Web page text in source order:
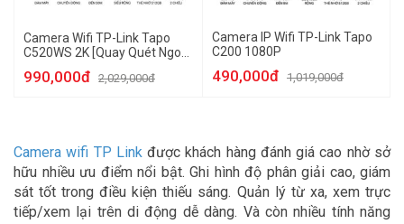
Camera Wifi TP-Link Tapo
C520WS 2K [Quay Quét Ngoài
990,000đ 2,029,000đ
Camera IP Wifi TP-Link Tapo
C200 1080P
490,000đ 1,019,000đ
Camera wifi TP Linkđược khách hàng đánh giá cao nhờ sở
hữu nhiều ưu điểm nổi bật. Ghi hình độ phân giải cao, giám
sát tốt trong điều kiện thiếu sáng. Quản lý từ xa, xem trực
tiếp/xem lại trên di động dễ dàng. Và còn nhiều tính năng